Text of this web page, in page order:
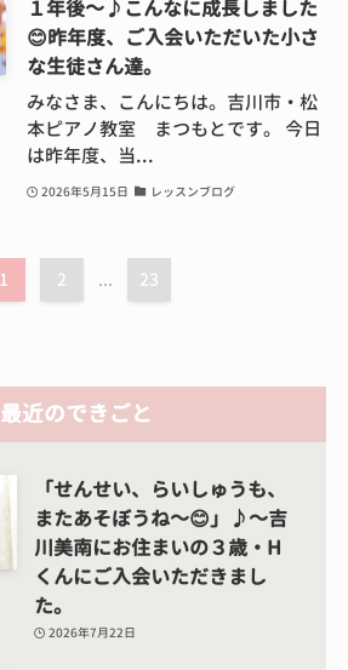
１年後～♪こんなに成長しました
😊昨年度、ご入会いただいた小さ
な生徒さん達。
みなさま、こんにちは。吉川市・松
本ピアノ教室 まつもとです。 今日
は昨年度、当...
2026年5月15日 レッスンブログ
1 2 ... 23
最近のできごと
「せんせい、らいしゅうも、
またあそぼうね～😊」♪～吉
川美南にお住まいの３歳・H
くんにご入会いただきまし
た。
2026年7月22日